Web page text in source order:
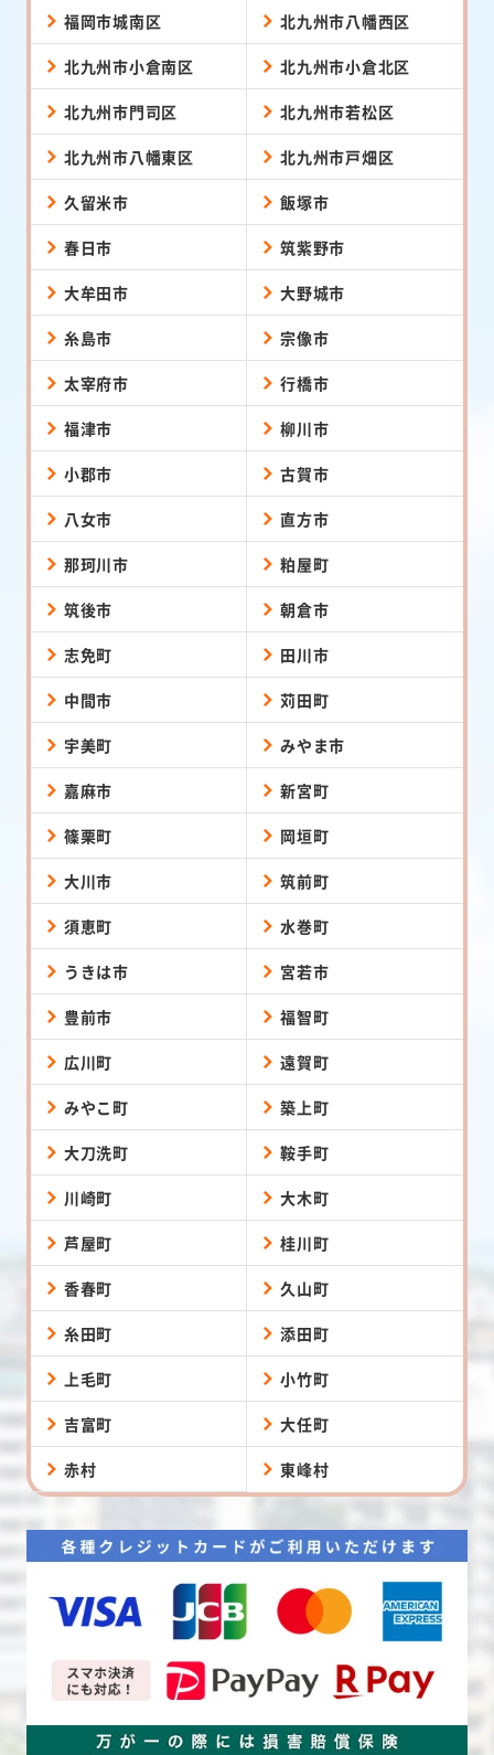
福岡市城南区 北九州市八幡西区
北九州市小倉南区 北九州市小倉北区
北九州市門司区 北九州市若松区
北九州市八幡東区 北九州市戸畑区
久留米市 飯塚市
春日市 筑紫野市
大牟田市 大野城市
糸島市 宗像市
太宰府市 行橋市
福津市 柳川市
小郡市 古賀市
八女市 直方市
那珂川市 粕屋町
筑後市 朝倉市
志免町 田川市
中間市 苅田町
宇美町 みやま市
嘉麻市 新宮町
篠栗町 岡垣町
大川市 筑前町
須恵町 水巻町
うきは市 宮若市
豊前市 福智町
広川町 遠賀町
みやこ町 築上町
大刀洗町 鞍手町
川崎町 大木町
芦屋町 桂川町
香春町 久山町
糸田町 添田町
上毛町 小竹町
吉富町 大任町
赤村 東峰村